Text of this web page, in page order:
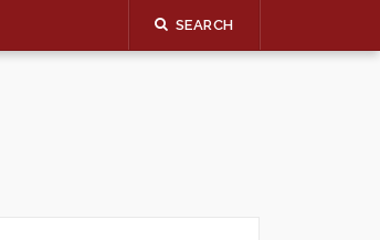
SEARCH